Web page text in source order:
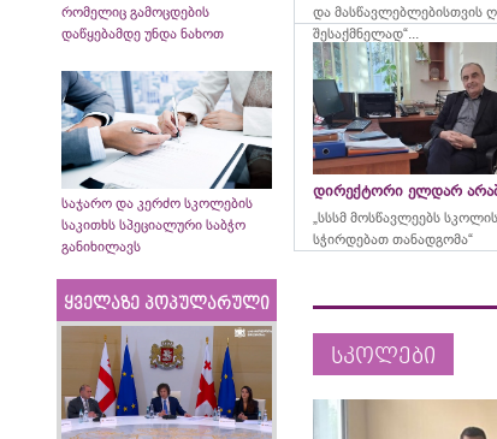
რომელიც გამოცდების
დაწყებამდე უნდა ნახოთ
საჯარო და კერძო სკოლების
საკითხს სპეციალური საბჭო
განიხილავს
ყველაზე პოპულარული
და მასწავლებლებისთვის
შესაქმნელად“...
დირექტორი ელდარ
„სსსმ მოსწავლეებს
სჭირდებათ თანადგომა“
სკოლები